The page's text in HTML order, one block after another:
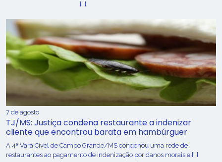
[…]
7 de agosto
TJ/MS: Justiça condena restaurante a indenizar
cliente que encontrou barata em hambúrguer
A 4ª Vara Cível de Campo Grande/MS condenou uma rede de
restaurantes ao pagamento de indenização por danos morais e […]